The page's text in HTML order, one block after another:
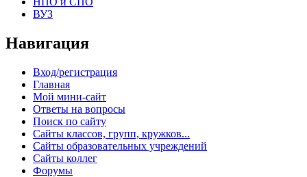
ВУЗ
Навигация
Вход/регистрация
Главная
Мой мини-сайт
Ответы на вопросы
Поиск по сайту
Сайты классов, групп, кружков...
Сайты образовательных учреждений
Сайты коллег
Форумы